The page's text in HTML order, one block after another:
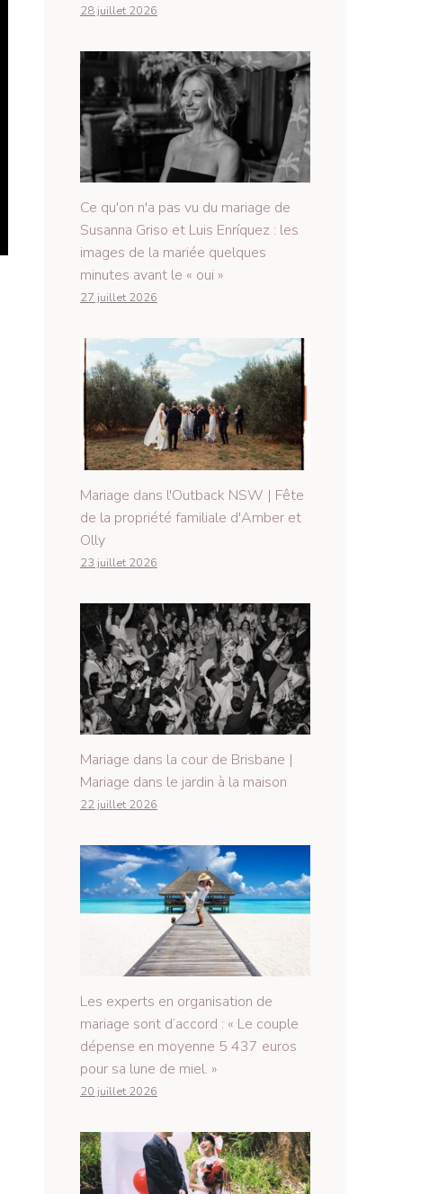
28 juillet 2026
Ce qu'on n'a pas vu du mariage de
Susanna Griso et Luis Enríquez : les
images de la mariée quelques
minutes avant le « oui »
27 juillet 2026
Mariage dans l'Outback NSW | Fête
de la propriété familiale d'Amber et
Olly
23 juillet 2026
Mariage dans la cour de Brisbane |
Mariage dans le jardin à la maison
22 juillet 2026
Les experts en organisation de
mariage sont d’accord : « Le couple
dépense en moyenne 5 437 euros
pour sa lune de miel. »
20 juillet 2026